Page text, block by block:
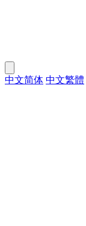
中文简体 中文繁體